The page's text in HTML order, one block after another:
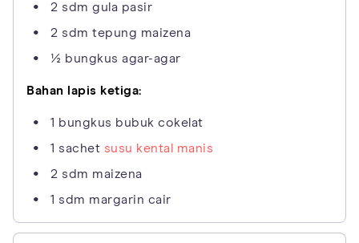
2 sdm gula pasir
2 sdm tepung maizena
½ bungkus agar-agar
Bahan lapis ketiga:
1 bungkus bubuk cokelat
1 sachet susu kental manis
2 sdm maizena
1 sdm margarin cair